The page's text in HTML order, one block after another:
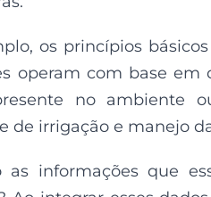
os princípios
operam com base
no ambiente
de irrigação e manejo
as informações que